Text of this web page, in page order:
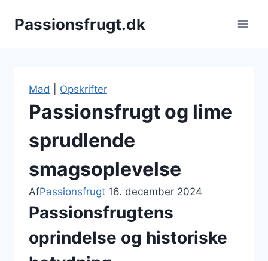
Passionsfrugt.dk
Mad Opskrifter
Passionsfrugt og lime
sprudlende
smagsoplevelse
AfPassionsfrugt 16. december 2024
Passionsfrugtens
oprindelse og historiske